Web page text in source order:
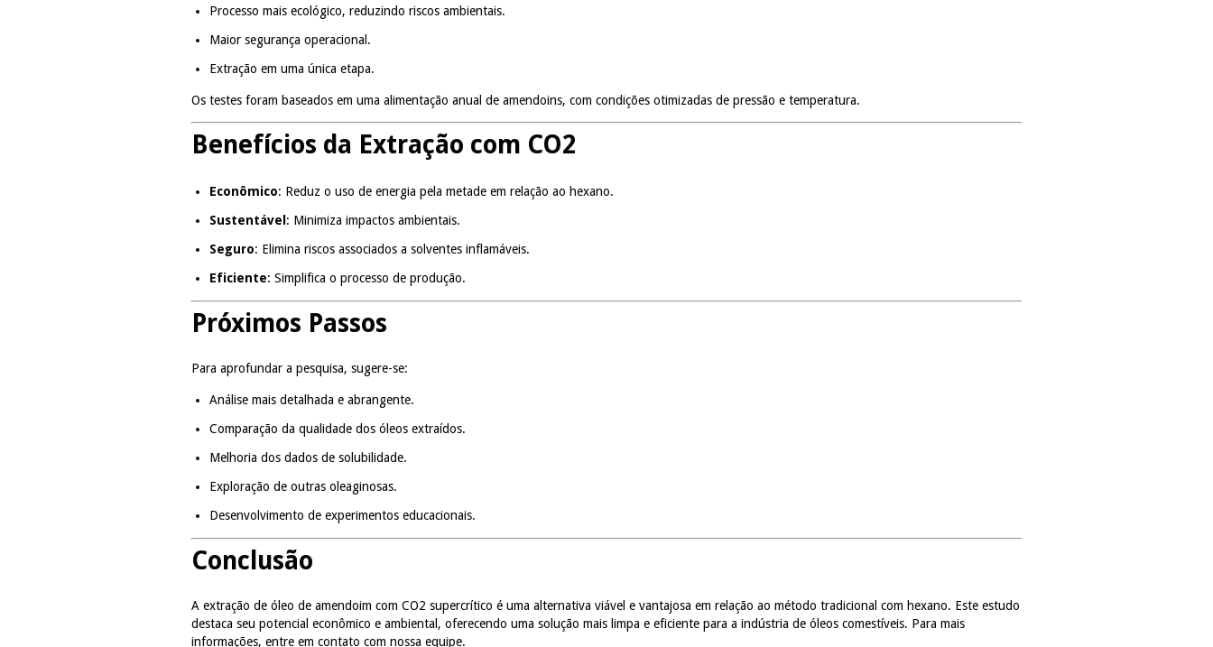
Processo mais ecológico, reduzindo riscos ambientais.
Maior segurança operacional.
Extração em uma única etapa.
Os testes foram baseados em uma alimentação anual de amendoins, com condições otimizadas de pressão e temperatura.
Benefícios da Extração com CO2
Econômico: Reduz o uso de energia pela metade em relação ao hexano.
Sustentável: Minimiza impactos ambientais.
Seguro: Elimina riscos associados a solventes inflamáveis.
Eficiente: Simplifica o processo de produção.
Próximos Passos
Para aprofundar a pesquisa, sugere-se:
Análise mais detalhada e abrangente.
Comparação da qualidade dos óleos extraídos.
Melhoria dos dados de solubilidade.
Exploração de outras oleaginosas.
Desenvolvimento de experimentos educacionais.
Conclusão
A extração de óleo de amendoim com CO2 supercrítico é uma alternativa viável e vantajosa em relação ao método tradicional com hexano. Este estudo
destaca seu potencial econômico e ambiental, oferecendo uma solução mais limpa e eficiente para a indústria de óleos comestíveis. Para mais
informações, entre em contato com nossa equipe.